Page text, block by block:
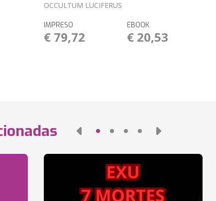
OCCULTUM LUCIFERUS
IMPRESO
€ 79,72
EBOOK
€ 20,53